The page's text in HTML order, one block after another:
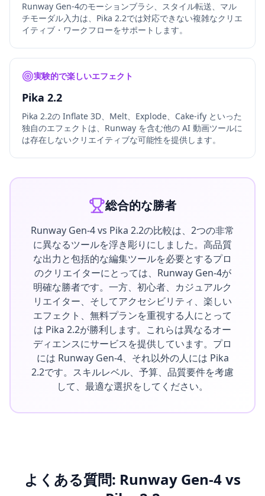
Runway Gen-4のモーションブラシ、スタイル転送、マル
チモーダル入力は、Pika 2.2では対応できない複雑なクリエ
イティブ・ワークフローをサポートします。
実験的で楽しいエフェクト
Pika 2.2
Pika 2.2の Inflate 3D、Melt、Explode、Cake-ify といった
独自のエフェクトは、Runway を含む他の AI 動画ツールに
は存在しないクリエイティブな可能性を提供します。
総合的な勝者
Runway Gen-4 vs Pika 2.2の比較は、2つの非常
に異なるツールを浮き彫りにしました。高品質
な出力と包括的な編集ツールを必要とするプロ
のクリエイターにとっては、Runway Gen-4が
明確な勝者です。一方、初心者、カジュアルク
リエイター、そしてアクセシビリティ、楽しい
エフェクト、無料プランを重視する人にとって
は Pika 2.2が勝利します。これらは異なるオー
ディエンスにサービスを提供しています。プロ
には Runway Gen-4、それ以外の人には Pika
2.2です。スキルレベル、予算、品質要件を考慮
して、最適な選択をしてください。
よくある質問: Runway Gen-4 vs